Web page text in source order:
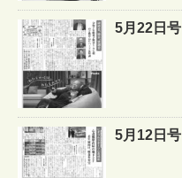
5月22日号
5月12日号